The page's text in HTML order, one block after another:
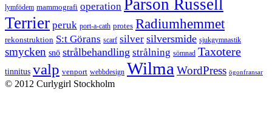
lymfödem mammografi operation Parson Russell
Terrier peruk port-a-cath protes Radiumhemmet
rekonstruktion S:t Görans scarf silver silversmide sjukgymnastik
smycken snö strålbehandling strålning sömnad Taxotere
tinnitus valp venport webbdesign Wilma WordPress ögonfransar
© 2012 Curlygirl Stockholm